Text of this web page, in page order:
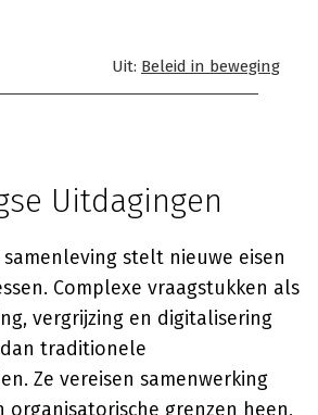
Uit: Beleid in beweging
Uitdagingen
stelt nieuwe eisen
Complexe vraagstukken als
vergrijzing en digitalisering
traditionele
Ze vereisen samenwerking
organisatorische grenzen heen,